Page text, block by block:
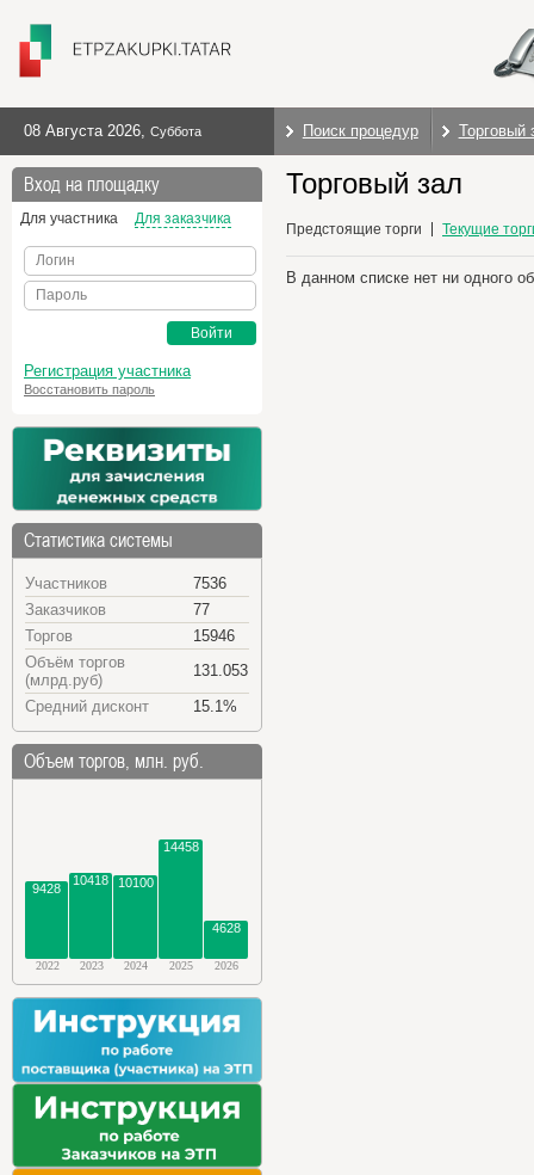
08 Августа 2026, Суббота Поиск процедур Торговый
Вход на площадку
Для участника Для заказчика
Логин
Пароль
Войти
Регистрация участника
Восстановить пароль
Статистика системы
Участников
7536
Заказчиков
77
Торгов
15946
Объём торгов
(млрд.руб)
131.053
Средний дисконт
15.1%
Объем торгов, млн. руб.
9428
10418 10100
14458
4628
2022 2023 2024 2025 2026
Торговый зал
Предстоящие торги Текущие
В данном списке нет ни одного